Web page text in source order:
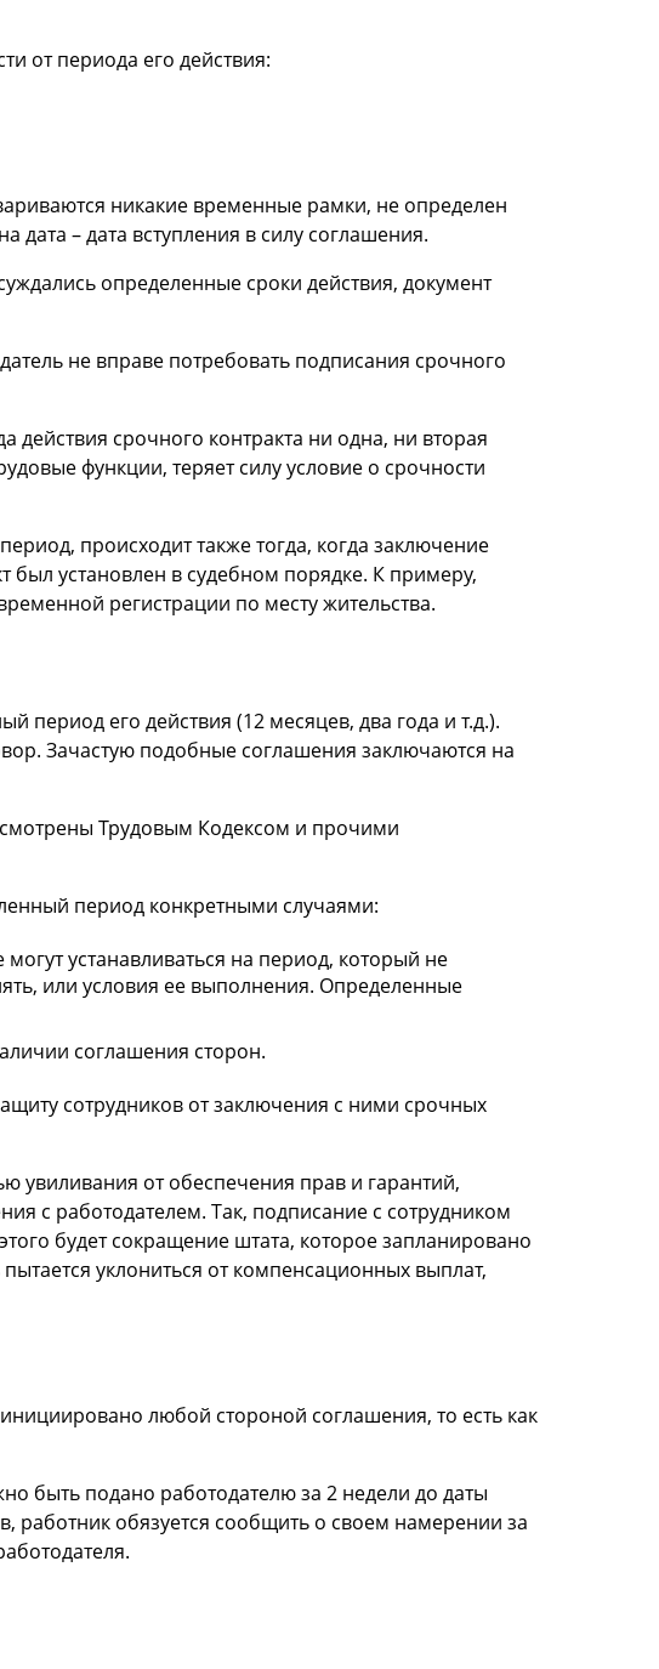
от периода его действия:
никакие временные рамки, не определен
дата – дата вступления в силу соглашения.
определенные сроки действия, документ
не вправе потребовать подписания срочного
действия срочного контракта ни одна, ни вторая
функции, теряет силу условие о срочности
происходит также тогда, когда заключение
был установлен в судебном порядке. К примеру,
регистрации по месту жительства.
период его действия (12 месяцев, два года и т.д.).
Зачастую подобные соглашения заключаются на
Трудовым Кодексом и прочими
период конкретными случаями:
устанавливаться на период, который не
или условия ее выполнения. Определенные
соглашения сторон.
сотрудников от заключения с ними срочных
увиливания от обеспечения прав и гарантий,
с работодателем. Так, подписание с сотрудником
будет сокращение штата, которое запланировано
уклониться от компенсационных выплат,
любой стороной соглашения, то есть как
быть подано работодателю за 2 недели до даты
работник обязуется сообщить о своем намерении за